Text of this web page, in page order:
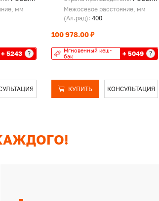
мм
+ 5243 ?
Межосевое расстояние, мм
(Ал.рад): 400
100 978.00 ₽
Мгновенный кеш-
бэк
+ 5049 ?
КУПИТЬ КОНСУЛЬТАЦИЯ